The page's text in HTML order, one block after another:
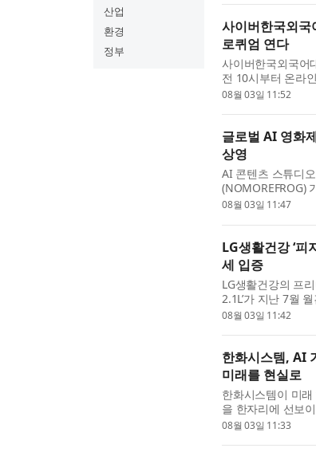
산업
환경
정부
사이버한국외국
로퀴엄 연다
사이버한국외국어
전 10시부터 온라
연구의 최신 흐름을
08월 03일 11:52
글로벌 AI 영화
상영
AI 콘텐츠 스튜디
(NOMOREFROG)
Film Awards)’​가
08월 03일 11:47
LG생활건강 ‘
세 입증
LG생활건강의 프
2.1L’가 지난 7월
대세 브랜드임을
08월 03일 11:42
한화시스템, AI
미래를 현실로
한화시스템이 미래
을 한자리에 선보
템은 부산 해군작
08월 03일 11:33